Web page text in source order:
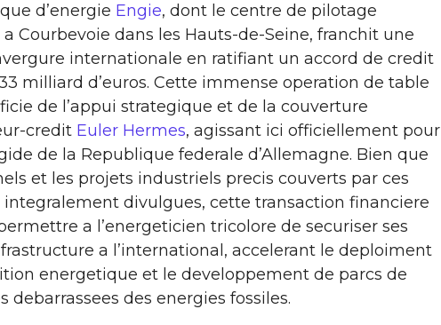
d’energie Engie, dont le centre de pilotage
Courbevoie dans les Hauts-de-Seine, franchit une
internationale en ratifiant un accord de credit
milliard d’euros. Cette immense operation de table
de l’appui strategique et de la couverture
credit Euler Hermes, agissant ici officiellement pour
de la Republique federale d’Allemagne. Bien que
et les projets industriels precis couverts par ces
integralement divulgues, cette transaction financiere
a l’energeticien tricolore de securiser ses
a l’international, accelerant le deploiment
energetique et le developpement de parcs de
debarrassees des energies fossiles.